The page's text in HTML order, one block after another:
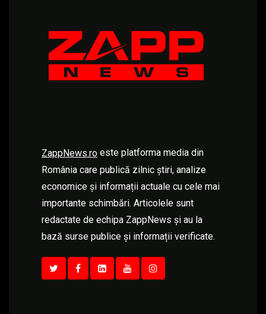
ZappNews.ro este platforma media din
România care publică zilnic știri, analize
economice și informații actuale cu cele mai
importante schimbări. Articolele sunt
redactate de echipa ZappNews și au la
bază surse publice și informații verificate.